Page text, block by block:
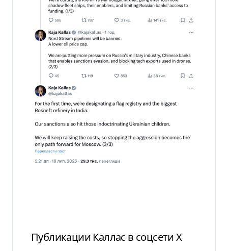
Публикации Каллас в соцсети X